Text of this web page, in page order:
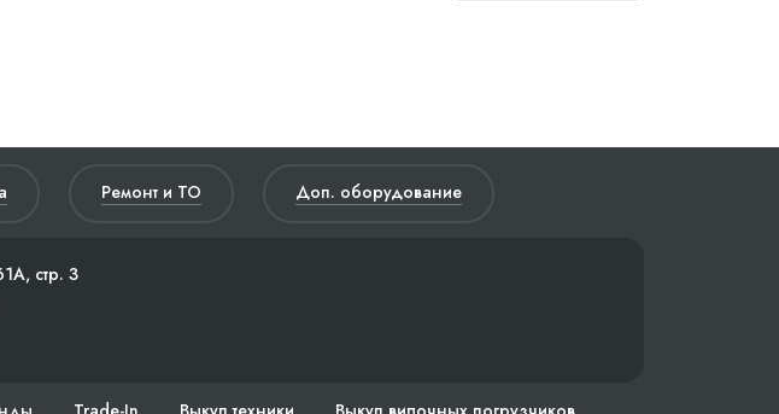
Ремонт и ТО Доп. оборудование
стр. 3